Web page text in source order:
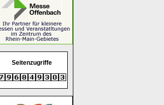
Seitenzugriffe